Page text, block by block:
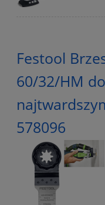
Festool
60/32/HM
578096